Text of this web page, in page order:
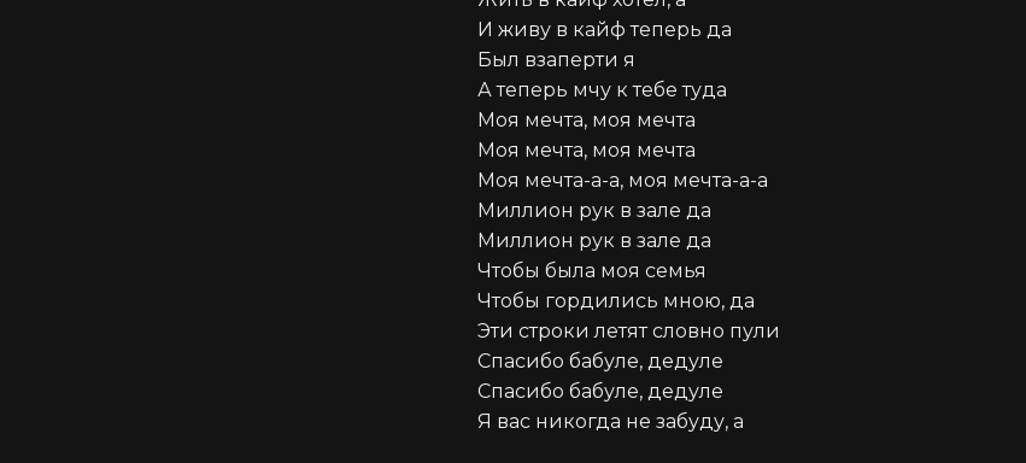
И живу в кайф теперь да
Был взаперти я
А теперь мчу к тебе туда
Моя мечта, моя мечта
Моя мечта, моя мечта
Моя мечта-а-а, моя мечта-а-а
Миллион рук в зале да
Миллион рук в зале да
Чтобы была моя семья
Чтобы гордились мною, да
Эти строки летят словно пули
Спасибо бабуле, дедуле
Спасибо бабуле, дедуле
Я вас никогда не забуду, а